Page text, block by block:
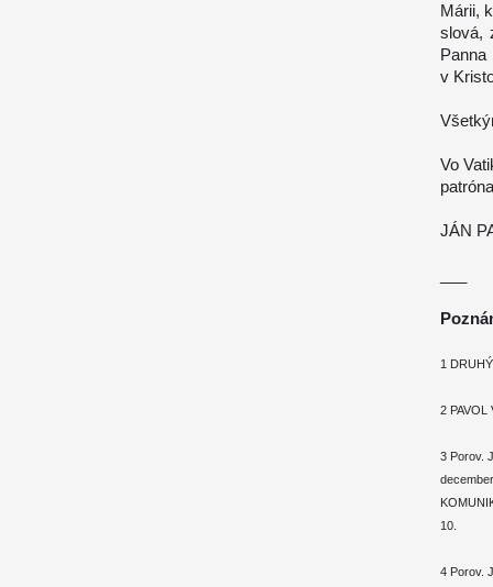
Márii,
slová,
v
Vo
JÁN
1
2 PAVOL
3 Porov.
10.
4 Porov.